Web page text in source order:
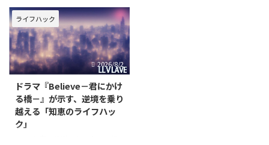
う生きるべきか」「どのように心
を保つべきか」という根源的な問
いに直面しています。特に、人生
の後半を迎えるにあたり、過去へ
の後悔や未来への不安に苛まれる
ことは少なくありません。そんな
ライフハック
2026/8/2
ドラマ『Believe－君にかけ
る橋－』が示す、逆境を乗り
越える「知恵のライフハッ
ク」